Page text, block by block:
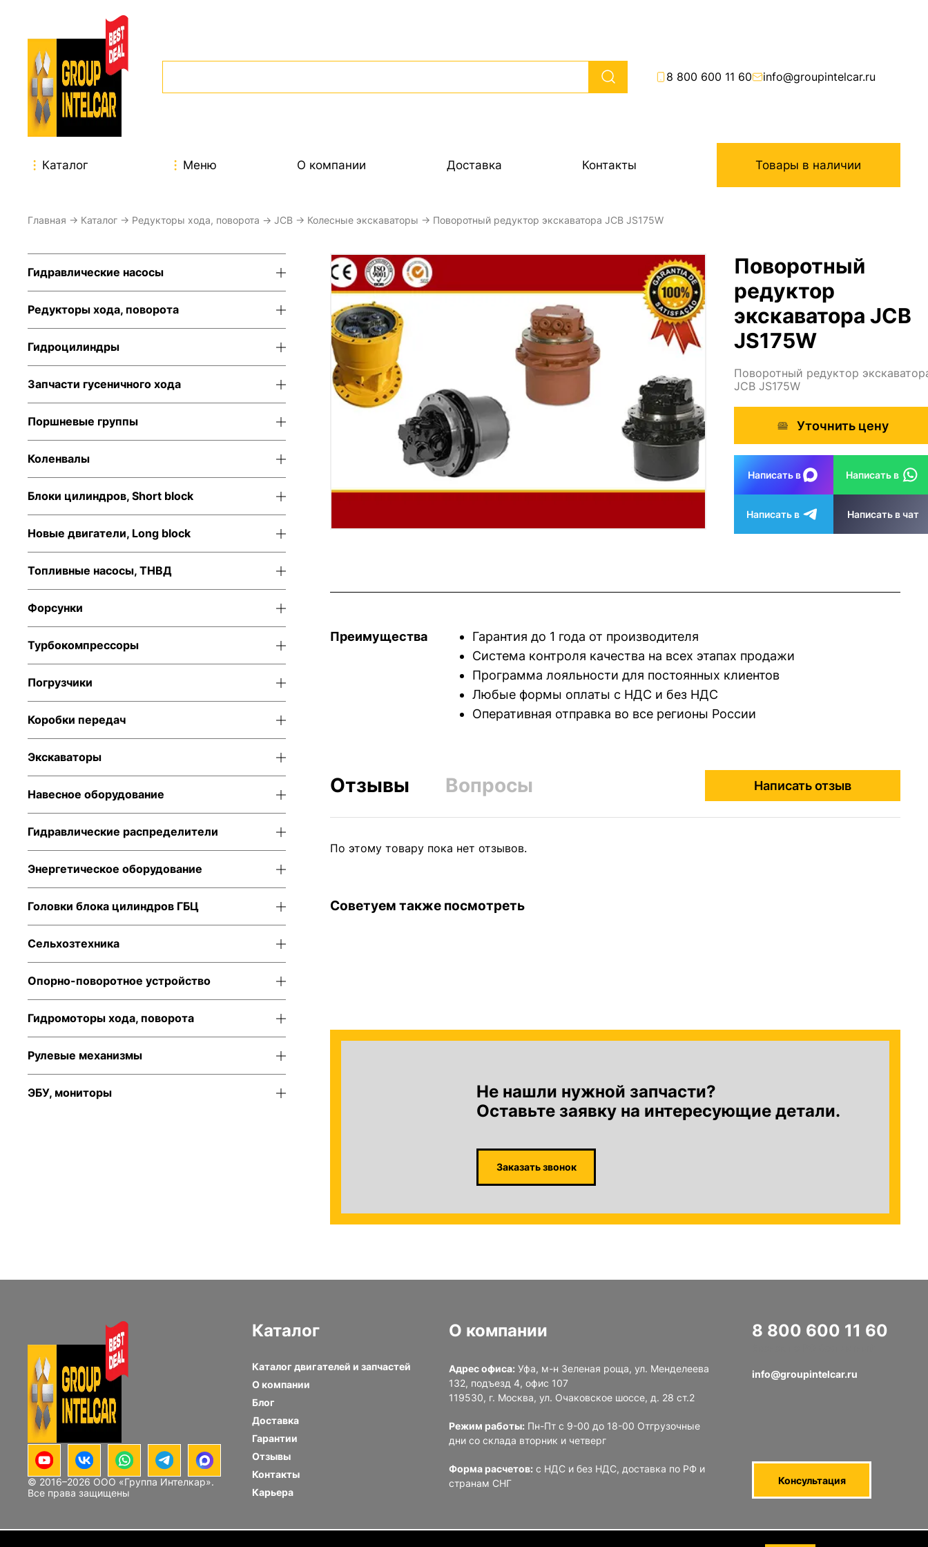
8 800 600 11 60 info@groupintelcar.ru
Каталог Меню О компании Доставка Контакты Товары в наличии
Главная → Каталог → Редукторы хода, поворота → JCB → Колесные экскаваторы → Поворотный редуктор экскаватора JCB JS175W
Гидравлические насосы
Редукторы хода, поворота
Гидроцилиндры
Запчасти гусеничного хода
Поршневые группы
Коленвалы
Блоки цилиндров, Short block
Новые двигатели, Long block
Топливные насосы, ТНВД
Форсунки
Турбокомпрессоры
Погрузчики
Коробки передач
Экскаваторы
Навесное оборудование
Гидравлические распределители
Энергетическое оборудование
Головки блока цилиндров ГБЦ
Сельхозтехника
Опорно-поворотное устройство
Гидромоторы хода, поворота
Рулевые механизмы
ЭБУ, мониторы
Поворотный
редуктор
экскаватора JCB
JS175W
Поворотный редуктор
JCB JS175W
Уточнить цену
Написать в Написать в
Написать в Написать в чат
Преимущества
Гарантия до 1 года от производителя
Система контроля качества на всех этапах продажи
Программа лояльности для постоянных клиентов
Любые формы оплаты с НДС и без НДС
Оперативная отправка во все регионы России
Отзывы Вопросы Написать отзыв
По этому товару пока нет отзывов.
Советуем также посмотреть
Не нашли нужной запчасти?
Оставьте заявку на интересующие детали.
Заказать звонок
© 2016–2026 ООО «Группа Интелкар».
Все права защищены
Каталог
Каталог двигателей и запчастей
О компании
Блог
Доставка
Гарантии
Отзывы
Контакты
Карьера
О компании
Адрес офиса: Уфа, м-н Зеленая роща, ул. Менделеева
132, подъезд 4, офис 107
119530, г. Москва, ул. Очаковское шоссе, д. 28 ст.2
Режим работы: Пн-Пт с 9-00 до 18-00 Отгрузочные
дни со склада вторник и четверг
Форма расчетов: с НДС и без НДС, доставка по РФ и
странам СНГ
8 800 600 11 60
info@groupintelcar.ru
Консультация